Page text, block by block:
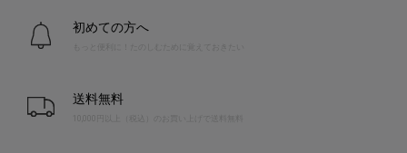
初めての方へ
送料無料
10,000円以上（税込）のお買い上げで送料無料